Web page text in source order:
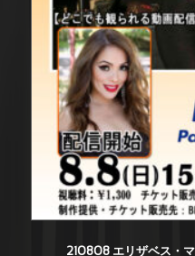
210808 エリザベス・